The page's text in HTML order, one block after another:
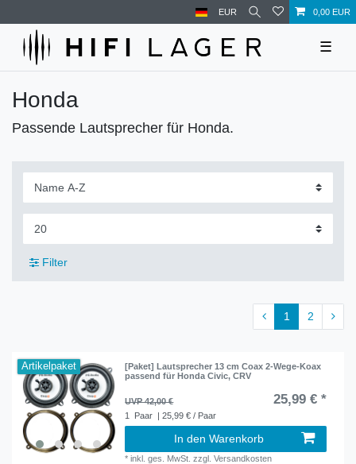
EUR 0,00 EUR
☰
Honda
Passende Lautsprecher für Honda.
Filter
1 2
Artikelpaket
[Paket] Lautsprecher 13 cm Coax 2-Wege-Koax
passend für Honda Civic, CRV
UVP 42,00 € 25,99 € *
1 Paar | 25,99 € / Paar
In den Warenkorb
*inkl. ges. MwSt. zzgl.Versandkosten